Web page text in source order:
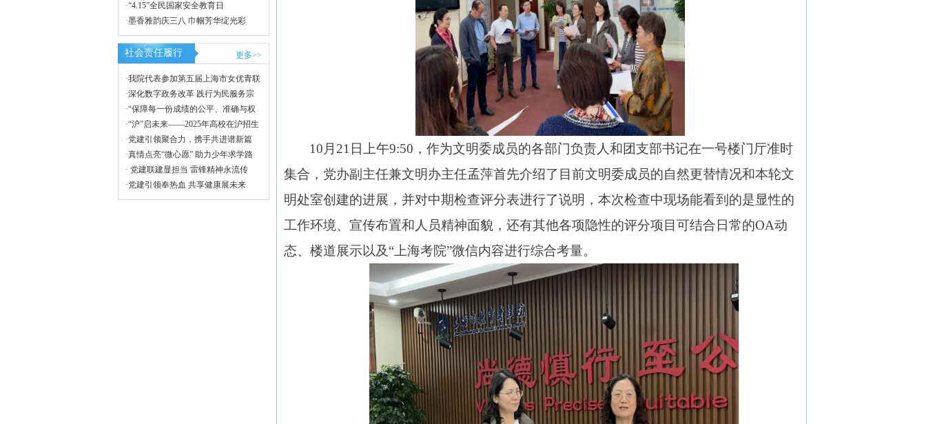
织开展...
·“4.15”全民国家安全教育日
·墨香雅韵庆三八 巾帼芳华绽光彩
——院工...
社会责任履行 更多>>
·我院代表参加第五届上海市女优青联
谊会会...
·深化数字政务改革 践行为民服务宗
旨 ——...
·“保障每一份成绩的公平、准确与权
威”—...
·“沪”启未来——2025年高校在沪招生
咨询...
·党建引领聚合力，携手共进谱新篇
——我院...
·真情点亮“微心愿” 助力少年求学路
——...
· 党建联建显担当 雷锋精神永流传
——我...
·党建引领奉热血 共享健康展未来
——我院...
10月21日上午9:50，作为文明委成员的各部门负责人和团支部书记在一号楼门厅准时
集合，党办副主任兼文明办主任孟萍首先介绍了目前文明委成员的自然更替情况和本轮文
明处室创建的进展，并对中期检查评分表进行了说明，本次检查中现场能看到的是显性的
工作环境、宣传布置和人员精神面貌，还有其他各项隐性的评分项目可结合日常的OA动
态、楼道展示以及“上海考院”微信内容进行综合考量。